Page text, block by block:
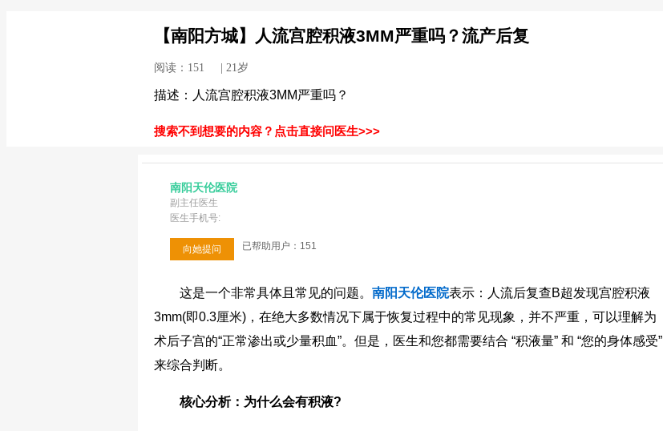
【南阳方城】人流宫腔积液3MM严重吗？流产后复
阅读：151 | 21岁
描述：人流宫腔积液3MM严重吗？
搜索不到想要的内容？点击直接问医生>>>
南阳天伦医院
副主任医生
医生手机号:
向她提问 已帮助用户：151
这是一个非常具体且常见的问题。 南阳天伦医院表示：人流后复查B超发现宫腔积液
3mm(即0.3厘米)，在绝大多数情况下属于恢复过程中的常见现象，并不严重，可以理解为
术后子宫的“正常渗出或少量积血”。但是，医生和您都需要结合 “积液量” 和 “您的身体感受”
来综合判断。
核心分析：为什么会有积液?